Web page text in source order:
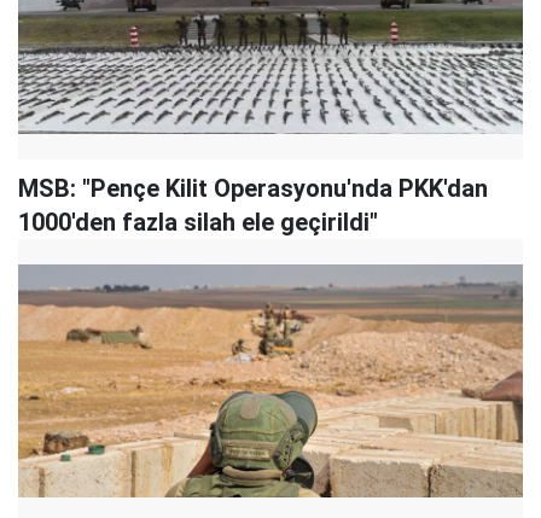
MSB: "Pençe Kilit Operasyonu'nda PKK'dan
1000'den fazla silah ele geçirildi"